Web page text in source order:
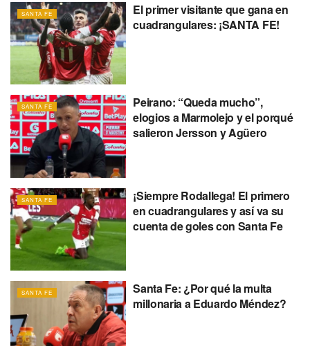
SANTA FE
El primer visitante que gana en
cuadrangulares: ¡SANTA FE!
SANTA FE
Peirano: “Queda mucho”,
elogios a Marmolejo y el porqué
salieron Jersson y Agüero
SANTA FE
¡Siempre Rodallega! El primero
en cuadrangulares y así va su
cuenta de goles con Santa Fe
SANTA FE
Santa Fe: ¿Por qué la multa
millonaria a Eduardo Méndez?